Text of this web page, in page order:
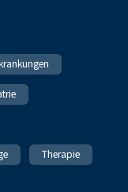
Therapie